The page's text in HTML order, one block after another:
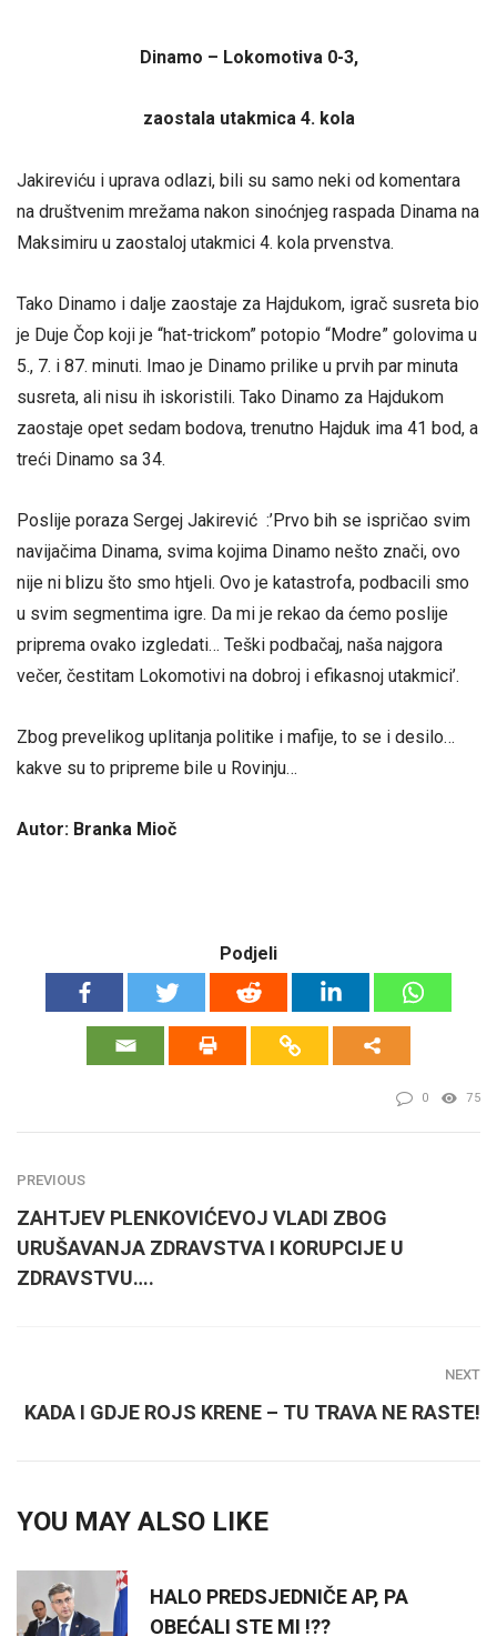
Dinamo – Lokomotiva 0-3,
zaostala utakmica 4. kola
Jakireviću i uprava odlazi, bili su samo neki od komentara
na društvenim mrežama nakon sinoćnjeg raspada Dinama na
Maksimiru u zaostaloj utakmici 4. kola prvenstva.
Tako Dinamo i dalje zaostaje za Hajdukom, igrač susreta bio
je Duje Čop koji je “hat-trickom” potopio “Modre” golovima u
5., 7. i 87. minuti. Imao je Dinamo prilike u prvih par minuta
susreta, ali nisu ih iskoristili. Tako Dinamo za Hajdukom
zaostaje opet sedam bodova, trenutno Hajduk ima 41 bod, a
treći Dinamo sa 34.
Poslije poraza Sergej Jakirević :’Prvo bih se ispričao svim
navijačima Dinama, svima kojima Dinamo nešto znači, ovo
nije ni blizu što smo htjeli. Ovo je katastrofa, podbacili smo
u svim segmentima igre. Da mi je rekao da ćemo poslije
priprema ovako izgledati… Teški podbačaj, naša najgora
večer, čestitam Lokomotivi na dobroj i efikasnoj utakmici’.
Zbog prevelikog uplitanja politike i mafije, to se i desilo…
kakve su to pripreme bile u Rovinju…
Autor: Branka Mioč
Podjeli
0 75
PREVIOUS
ZAHTJEV PLENKOVIĆEVOJ VLADI ZBOG
URUŠAVANJA ZDRAVSTVA I KORUPCIJE U
ZDRAVSTVU….
NEXT
KADA I GDJE ROJS KRENE – TU TRAVA NE RASTE!
YOU MAY ALSO LIKE
HALO PREDSJEDNIČE AP, PA
OBEĆALI STE MI !??